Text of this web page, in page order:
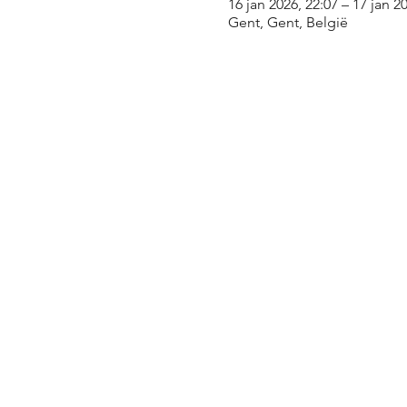
16 jan 2026, 22:07 – 17 jan
Gent, Gent, België